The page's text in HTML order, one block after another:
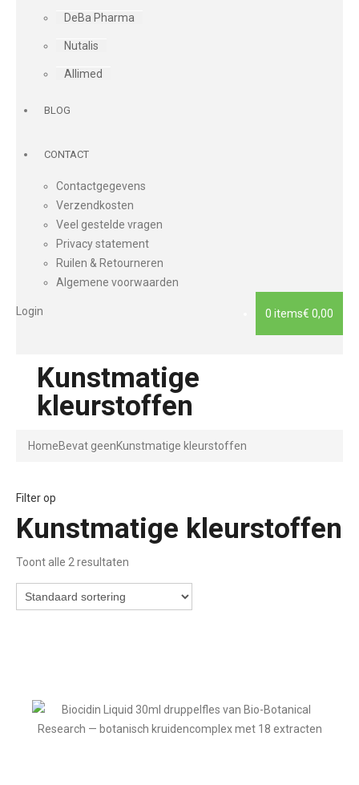
DeBa Pharma
Nutalis
Allimed
BLOG
CONTACT
Contactgegevens
Verzendkosten
Veel gestelde vragen
Privacy statement
Ruilen & Retourneren
Algemene voorwaarden
0 items€ 0,00
Login
Kunstmatige
kleurstoffen
HomeBevat geenKunstmatige kleurstoffen
Filter op
Kunstmatige kleurstoffen
Toont alle 2 resultaten